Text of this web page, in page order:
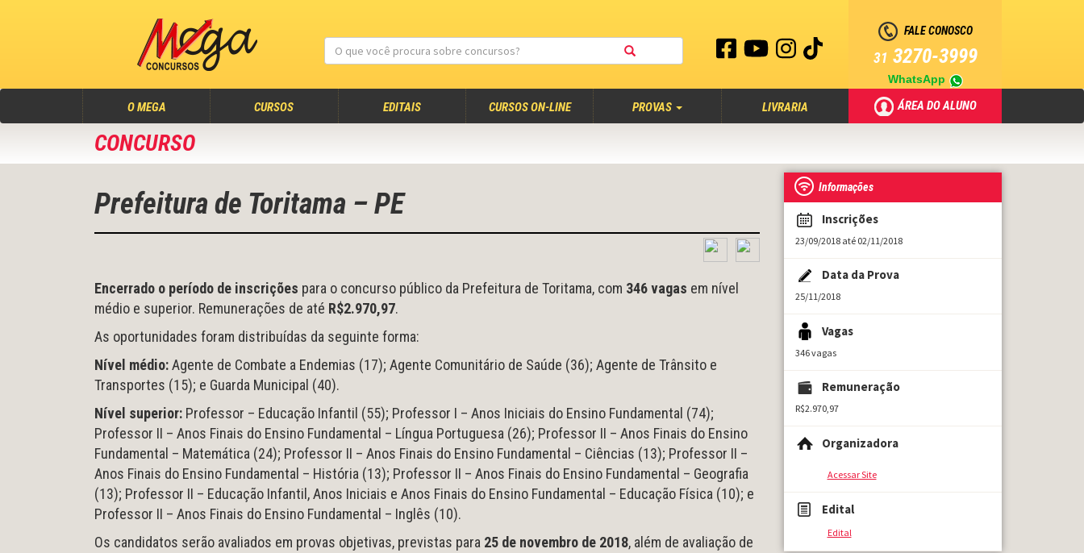
FALE CONOSCO
31 3270-3999
WhatsApp
O MEGA(atual) CURSOS EDITAIS CURSOS ON-LINE PROVAS LIVRARIA ÁREA DO ALUNO
CONCURSO
Prefeitura de Toritama – PE
Encerrado o período de inscrições para o concurso público da Prefeitura de Toritama, com 346 vagas em nível
médio e superior. Remunerações de até R$2.970,97.
As oportunidades foram distribuídas da seguinte forma:
Nível médio:Agente de Combate a Endemias (17); Agente Comunitário de Saúde (36); Agente de Trânsito e
Transportes (15); e Guarda Municipal (40).
Nível superior: Professor – Educação Infantil (55); Professor I – Anos Iniciais do Ensino Fundamental (74);
Professor II – Anos Finais do Ensino Fundamental – Língua Portuguesa (26); Professor II – Anos Finais do Ensino
Fundamental – Matemática (24); Professor II – Anos Finais do Ensino Fundamental – Ciências (13); Professor II –
Anos Finais do Ensino Fundamental – História (13); Professor II – Anos Finais do Ensino Fundamental – Geografia
(13); Professor II – Educação Infantil, Anos Iniciais e Anos Finais do Ensino Fundamental – Educação Física (10); e
Professor II – Anos Finais do Ensino Fundamental – Inglês (10).
Os candidatos serão avaliados em provas objetivas, previstas para 25 de novembro de 2018, além de avaliação de
Informações
Inscrições
23/09/2018 até 02/11/2018
Data da Prova
25/11/2018
Vagas
346 vagas
Remuneração
R$2.970,97
Organizadora
Acessar Site
Edital
Edital